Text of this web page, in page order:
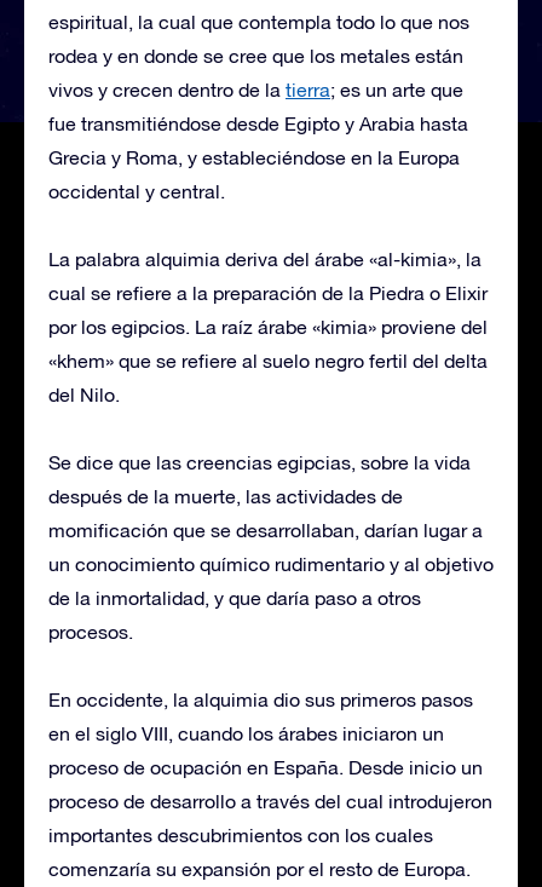
espiritual, la cual que contempla todo lo que nos
rodea y en donde se cree que los metales están
vivos y crecen dentro de la tierra; es un arte que
fue transmitiéndose desde Egipto y Arabia hasta
Grecia y Roma, y ​​estableciéndose en la Europa
occidental y central.
La palabra alquimia deriva del árabe «al-kimia», la
cual se refiere a la preparación de la Piedra o Elixir
por los egipcios. La raíz árabe «kimia» proviene del
«khem» que se refiere al suelo negro fertil del delta
del Nilo.
Se dice que las creencias egipcias, sobre la vida
después de la muerte, las actividades de
momificación que se desarrollaban, darían lugar a
un conocimiento químico rudimentario y al objetivo
de la inmortalidad, y que daría paso a otros
procesos.
En occidente, la alquimia dio sus primeros pasos
en el siglo VIII, cuando los árabes iniciaron un
proceso de ocupación en España. Desde inicio un
proceso de desarrollo a través del cual introdujeron
importantes descubrimientos con los cuales
comenzaría su expansión por el resto de Europa.